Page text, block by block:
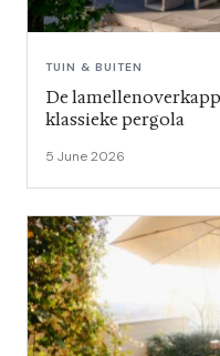
TUIN & BUITEN
De
klassieke pergola
5 June 2026